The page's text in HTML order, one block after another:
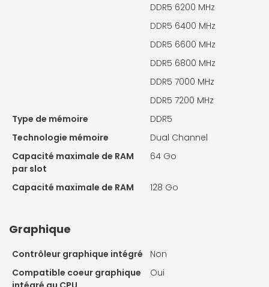
DDR5 6200 MHz
DDR5 6400 MHz
DDR5 6600 MHz
DDR5 6800 MHz
DDR5 7000 MHz
DDR5 7200 MHz
Type de mémoire
DDR5
Technologie mémoire
Dual Channel
Capacité maximale de RAM
par slot
64 Go
Capacité maximale de RAM 128 Go
Graphique
Contrôleur graphique intégré
Non
Compatible coeur graphique
Oui